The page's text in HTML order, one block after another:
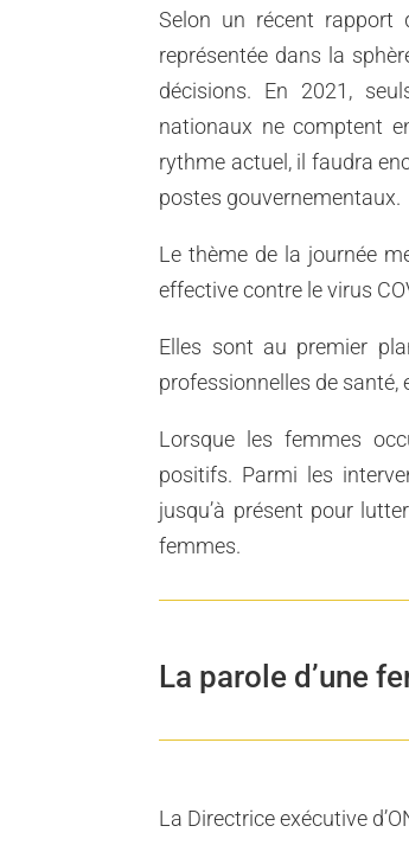
Selon un récent rapport
représentée dans la
décisions. En 2021,
nationaux ne comptent
rythme actuel, il faudra
postes gouvernementaux.
Le thème de la journée
effective
Elles sont au premier
professionnelles de santé,
Lorsque les femmes
positifs. Parmi les
jusqu’à présent pour
femmes.
La parole d’une
La Directrice exécutive